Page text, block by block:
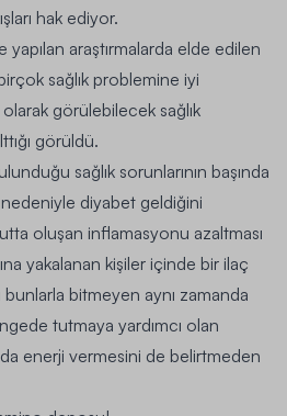
hak ediyor.
araştırmalarda elde edilen
sağlık problemine iyi
görülebilecek sağlık
görüldü.
sağlık sorunlarının başında
nedeniyle diyabet geldiğini
oluşan inflamasyonu azaltması
yakalanan kişiler içinde bir ilaç
bitmeyen aynı zamanda
tutmaya yardımcı olan
enerji vermesini de belirtmeden